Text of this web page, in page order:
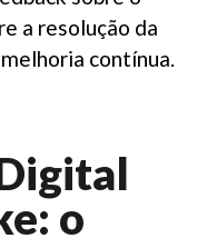
a resolução da
contínua.
o